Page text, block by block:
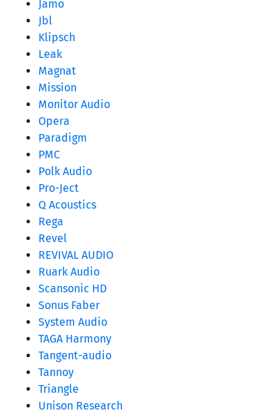
Jamo
Jbl
Klipsch
Leak
Magnat
Mission
Monitor Audio
Opera
Paradigm
PMC
Polk Audio
Pro-Ject
Q Acoustics
Rega
Revel
REVIVAL AUDIO
Ruark Audio
Scansonic HD
Sonus Faber
System Audio
TAGA Harmony
Tangent-audio
Tannoy
Triangle
Unison Research